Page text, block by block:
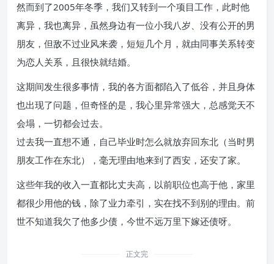
然而到了2005年冬季，我们又转到一个项目工作，此时他
离异，我也离异，虽然身边有一位小我八岁、没有公开的男
朋友，但敌不过业风来袭，短短几个月，就由同事关系转变
为恋人关系，且很快就结婚。
这期间发生很多事情，我的各方面都陷入了低谷，并且身体
也出现了问题，但奇怪的是，我心里异常强大，总感觉天不
会塌，一切都会过去。
过去我一直想不通，自己毕业时怎么就放弃回东北（当时男
朋友工作在东北），毫无理由地来到了西安，还安了家。
这些年我的收入一直都比丈夫高，以前职位也高于他，家里
都很少用他的钱，除了业力牵引，实在找不到别的理由。前
世不知道我欠了他多少债，今世不远万里下嫁还债呀。
正文完